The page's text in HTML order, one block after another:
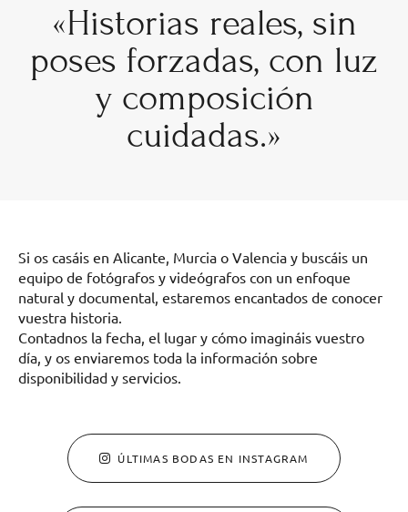
«Historias reales, sin
poses forzadas, con luz
y composición
cuidadas.»
Si os casáis en Alicante, Murcia o Valencia y buscáis un
equipo de fotógrafos y videógrafos con un enfoque
natural y documental, estaremos encantados de conocer
vuestra historia.
Contadnos la fecha, el lugar y cómo imagináis vuestro
día, y os enviaremos toda la información sobre
disponibilidad y servicios.
ÚLTIMAS BODAS EN INSTAGRAM